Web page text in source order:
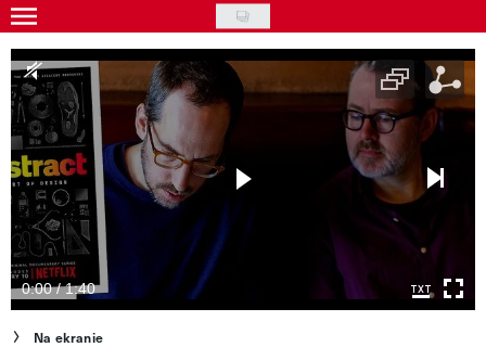
Skip
to
main
content
Wydarzenia
Rozrywka
Na ekranie
Piosenka
VIVA!ART
VIVA!MODA
0:00 / 1:40
Na ekranie